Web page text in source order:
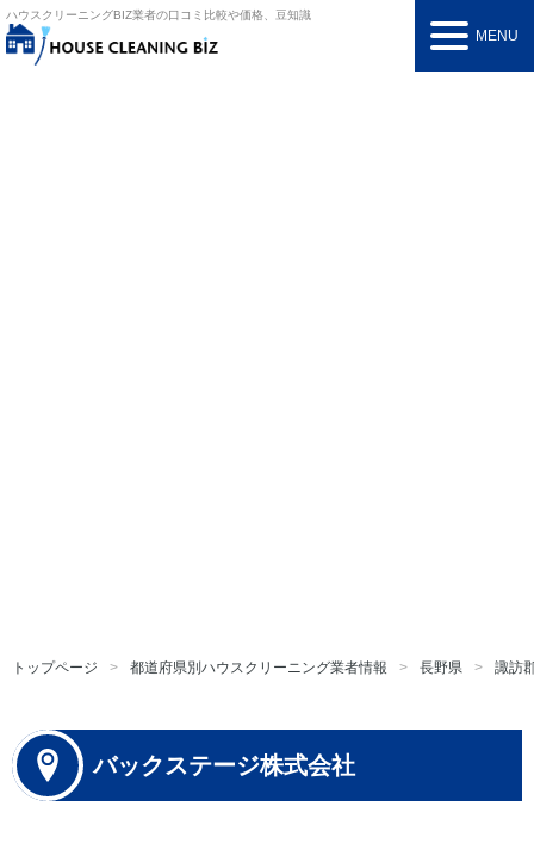
ハウスクリーニングBIZ業者の口コミ比較や価格、豆知識
MENU
トップページ 都道府県別ハウスクリーニング業者情報 長野県 諏訪
バックステージ株式会社